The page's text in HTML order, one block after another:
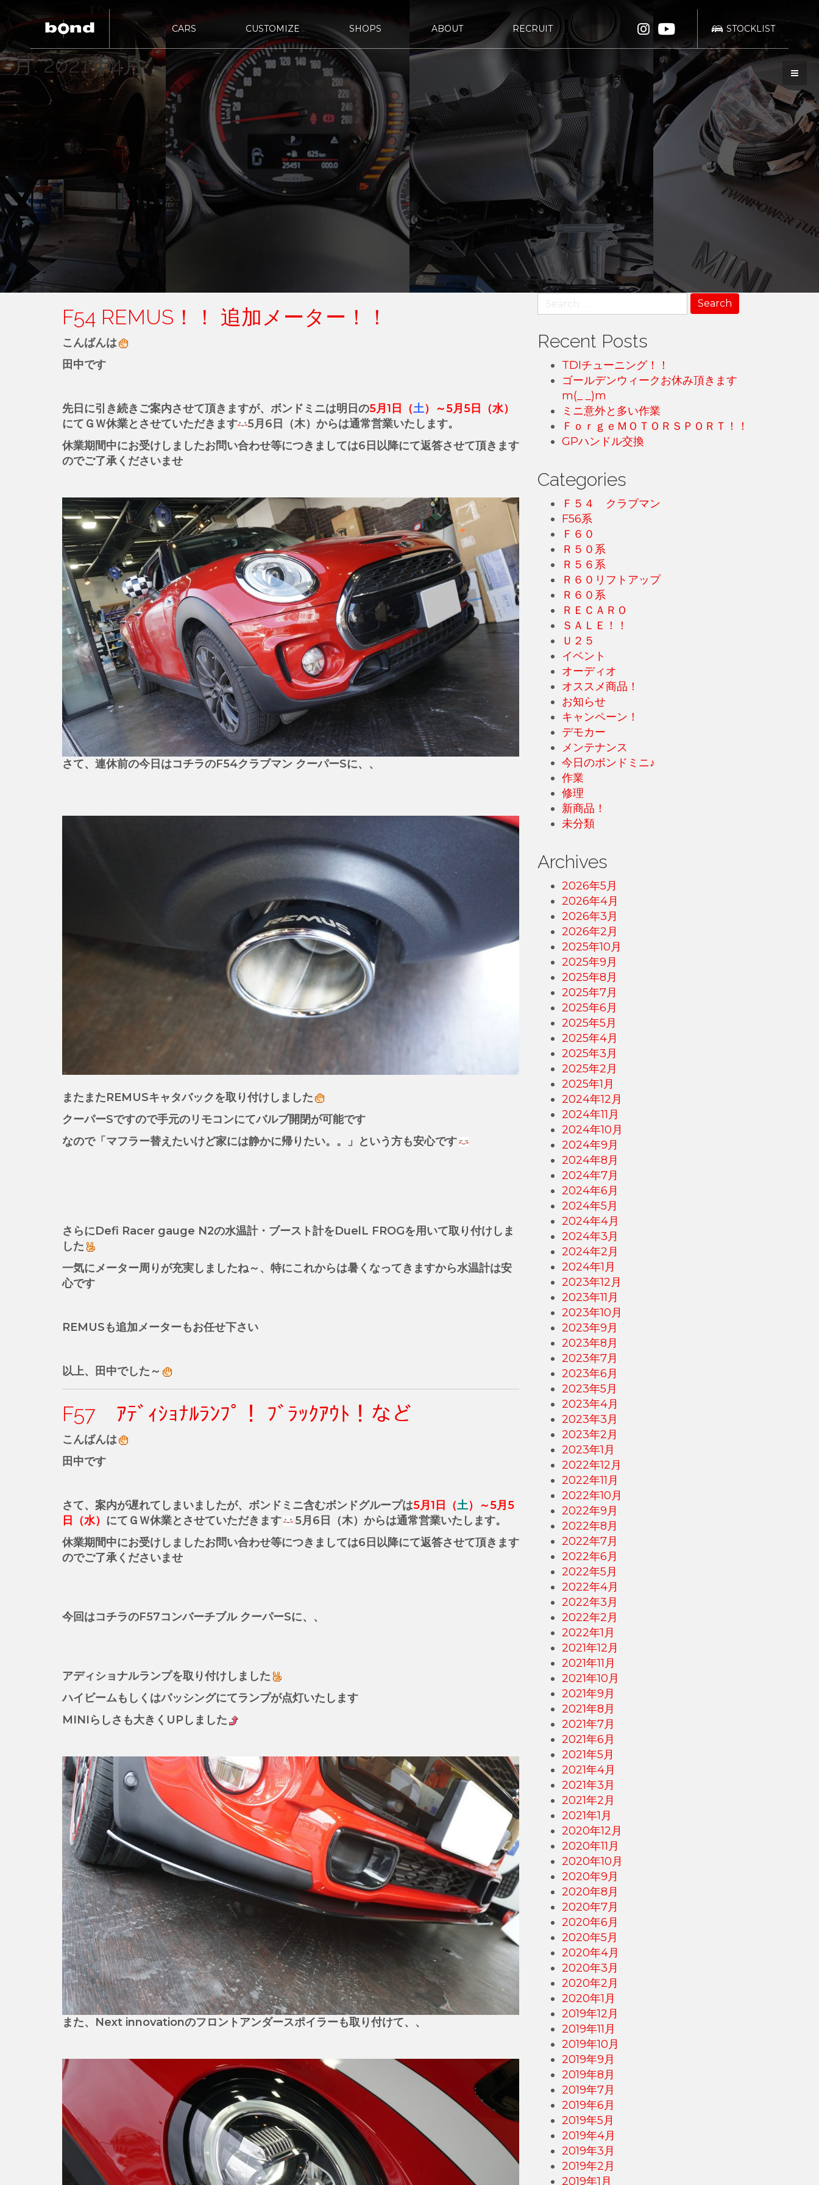
CARS CUSTOMIZE SHOPS ABOUT RECRUIT STOCKLIST
在庫情報 買取査定 bond車検 国内納車費用
カスタマイズメニュー STYLE&WORKS bond yahoo! ショッピング WRAPPING POLISH
bond URAWA
bond URAWA-
HIGASHI
bond SAKAWA bond OMIYA bond TOKYO
bond
KATSUSHIKA
bond NAGOYA
bond OSAKA bond MINI bond Plus bond Body
bond Body QUICK
SERVICE
bond Wrap･Polish
bond GLASS bond Beijing bond Germany
新着情報 キャンペーン情報 サステナビリティ 会社概要 沿革 古物営業法に基づく表示
月:2021年4月
F54 REMUS！！ 追加メーター！！
こんばんは
田中です
先日に引き続きご案内させて頂きますが、ボンドミニは明日の5月1日（土）～5月5日（水）
にてＧＷ休業とさせていただきます
5月6日（木）からは通常営業いたします。
休業期間中にお受けしましたお問い合わせ等につきましては6日以降にて返答させて頂きます
のでご了承くださいませ
さて、連休前の今日はコチラのF54クラブマン クーパーSに、、
またまたREMUSキャタバックを取り付けしました
クーパーSですので手元のリモコンにてバルブ開閉が可能です
なので「マフラー替えたいけど家には静かに帰りたい。。」という方も安心です
さらにDefi Racer gauge N2の水温計・ブースト計をDuelL FROGを用いて取り付けしま
した
一気にメーター周りが充実しましたね～、特にこれからは暑くなってきますから水温計は安
心です
REMUSも追加メーターもお任せ下さい
以上、田中でした～
F57 ｱﾃﾞｨｼｮﾅﾙﾗﾝﾌﾟ！ ﾌﾞﾗｯｸｱｳﾄ！など
こんばんは
田中です
さて、案内が遅れてしまいましたが、ボンドミニ含むボンドグループは5月1日（土）～5月5
日（水） にてＧＷ休業とさせていただきます
5月6日（木）からは通常営業いたします。
休業期間中にお受けしましたお問い合わせ等につきましては6日以降にて返答させて頂きます
のでご了承くださいませ
今回はコチラのF57コンバーチブル クーパーSに、、
アディショナルランプを取り付けしました
ハイビームもしくはパッシングにてランプが点灯いたします
MINIらしさも大きくUPしました
また、Next innovationのフロントアンダースポイラーも取り付けて、、
Search
for:
Recent Posts
TDIチューニング！！
ゴールデンウィークお休み頂きます
m(_ _)m
ミニ意外と多い作業
ＦｏｒｇｅＭＯＴＯＲＳＰＯＲＴ！！
GPハンドル交換
Categories
Ｆ５４ クラブマン
F56系
Ｆ６０
Ｒ５０系
Ｒ５６系
Ｒ６０リフトアップ
Ｒ６０系
ＲＥＣＡＲＯ
ＳＡＬＥ！！
Ｕ２５
イベント
オーディオ
オススメ商品！
お知らせ
キャンペーン！
デモカー
メンテナンス
今日のボンドミニ♪
作業
修理
新商品！
未分類
Archives
2026年5月
2026年4月
2026年3月
2026年2月
2025年10月
2025年9月
2025年8月
2025年7月
2025年6月
2025年5月
2025年4月
2025年3月
2025年2月
2025年1月
2024年12月
2024年11月
2024年10月
2024年9月
2024年8月
2024年7月
2024年6月
2024年5月
2024年4月
2024年3月
2024年2月
2024年1月
2023年12月
2023年11月
2023年10月
2023年9月
2023年8月
2023年7月
2023年6月
2023年5月
2023年4月
2023年3月
2023年2月
2023年1月
2022年12月
2022年11月
2022年10月
2022年9月
2022年8月
2022年7月
2022年6月
2022年5月
2022年4月
2022年3月
2022年2月
2022年1月
2021年12月
2021年11月
2021年10月
2021年9月
2021年8月
2021年7月
2021年6月
2021年5月
2021年4月
2021年3月
2021年2月
2021年1月
2020年12月
2020年11月
2020年10月
2020年9月
2020年8月
2020年7月
2020年6月
2020年5月
2020年4月
2020年3月
2020年2月
2020年1月
2019年12月
2019年11月
2019年10月
2019年9月
2019年8月
2019年7月
2019年6月
2019年5月
2019年4月
2019年3月
2019年2月
2019年1月